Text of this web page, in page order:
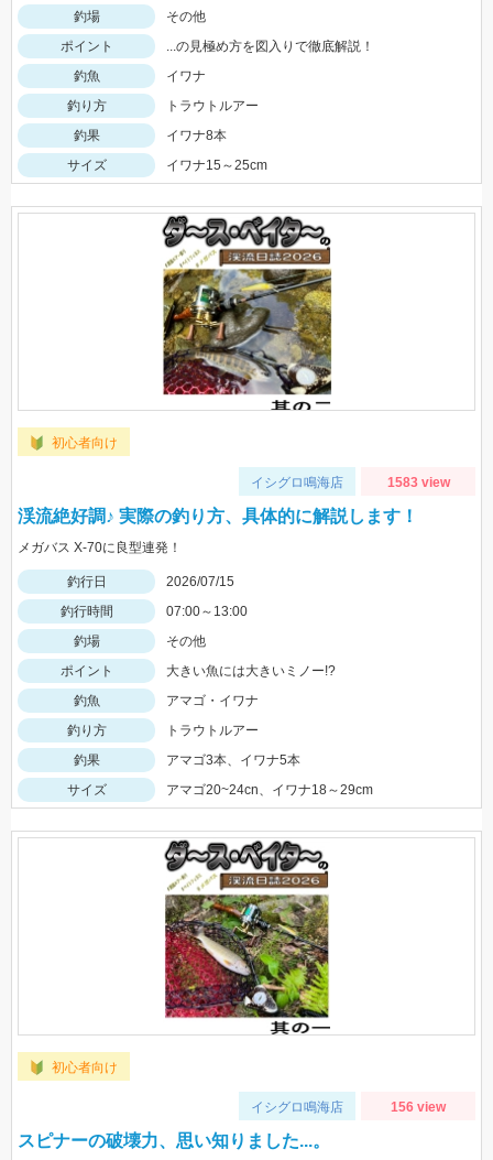
釣場
その他
ポイント
...の見極め方を図入りで徹底解説！
釣魚
イワナ
釣り方
トラウトルアー
釣果
イワナ8本
サイズ
イワナ15～25cm
初心者向け
イシグロ鳴海店 1583 view
渓流絶好調♪ 実際の釣り方、具体的に解説します！
メガバス X-70に良型連発！
釣行日
2026/07/15
釣行時間
07:00～13:00
釣場
その他
ポイント
大きい魚には大きいミノー!?
釣魚
アマゴ・イワナ
釣り方
トラウトルアー
釣果
アマゴ3本、イワナ5本
サイズ
アマゴ20~24cn、イワナ18～29cm
初心者向け
イシグロ鳴海店 156 view
スピナーの破壊力、思い知りました...。